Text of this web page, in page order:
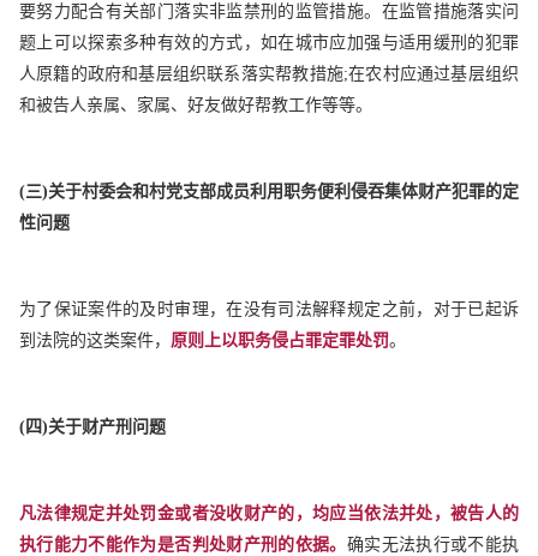
要努力配合有关部门落实非监禁刑的监管措施。在监管措施落实问
题上可以探索多种有效的方式，如在城市应加强与适用缓刑的犯罪
人原籍的政府和基层组织联系落实帮教措施;在农村应通过基层组织
和被告人亲属、家属、好友做好帮教工作等等。
(三)关于村委会和村党支部成员利用职务便利侵吞集体财产犯罪的定
性问题
为了保证案件的及时审理，在没有司法解释规定之前，对于已起诉
到法院的这类案件， 原则上以职务侵占罪定罪处罚。
(四)关于财产刑问题
凡法律规定并处罚金或者没收财产的，均应当依法并处，被告人的
执行能力不能作为是否判处财产刑的依据。 确实无法执行或不能执